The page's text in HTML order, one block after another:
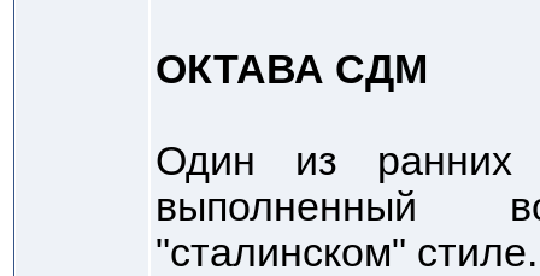
ОКТАВА СДМ
Один из ранних
выполненный
"сталинском" стиле.